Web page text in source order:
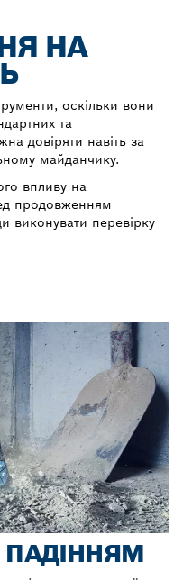
НА
оскільки вони
та
довіряти навіть за
майданчику.
впливу на
продовженням
виконувати перевірку